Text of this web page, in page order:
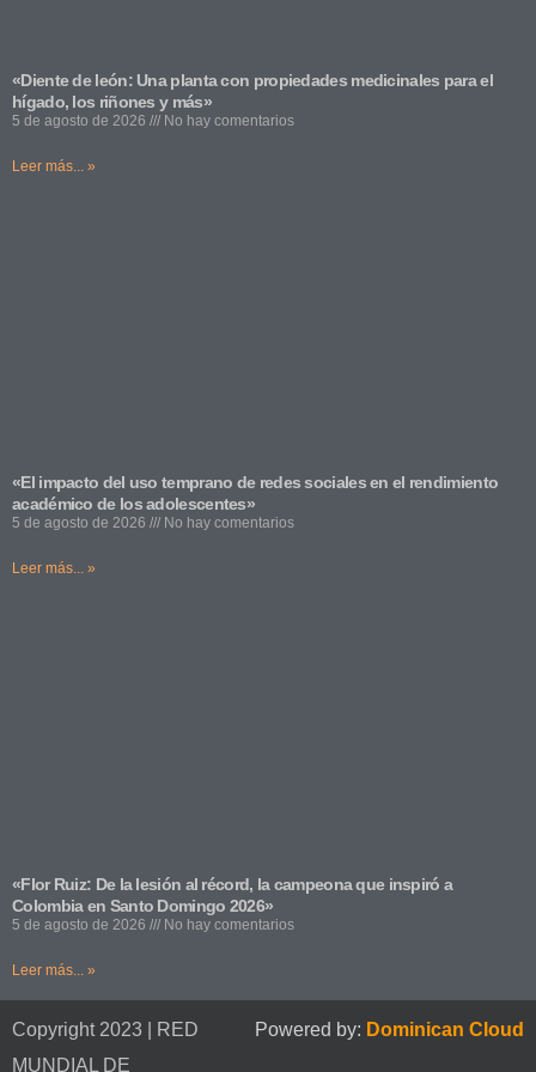
«Diente de león: Una planta con propiedades medicinales para el
hígado, los riñones y más»
5 de agosto de 2026 No hay comentarios
Leer más... »
«El impacto del uso temprano de redes sociales en el rendimiento
académico de los adolescentes»
5 de agosto de 2026 No hay comentarios
Leer más... »
«Flor Ruiz: De la lesión al récord, la campeona que inspiró a
Colombia en Santo Domingo 2026»
5 de agosto de 2026 No hay comentarios
Leer más... »
Copyright 2023 | RED
MUNDIAL DE
Powered by: Dominican Cloud